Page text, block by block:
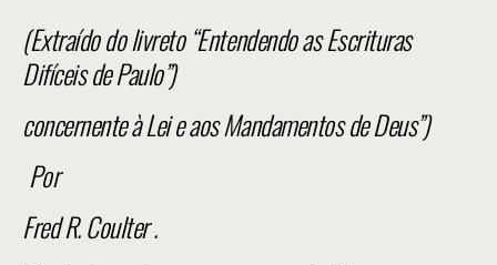
(Extraído do livreto “Entendendo as Escrituras
Difíceis de Paulo”)
concernente à Lei e aos Mandamentos de Deus”)
Por
Fred R. Coulter.